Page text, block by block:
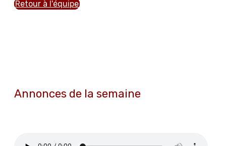
Retour à l'équipe
Annonces de la semaine